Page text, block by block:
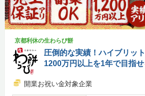
京都利休の生わらび餅
圧倒的な実績！ハイブリッ
1200万円以上を1年で目指せ
開業お祝い金対象企業